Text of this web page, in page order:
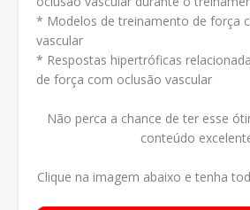
* Modelos de treinamento de força
vascular
* Respostas hipertróficas
de força com oclusão vascular
Não perca a chance de ter esse
conteúdo
Clique na imagem abaixo e tenha